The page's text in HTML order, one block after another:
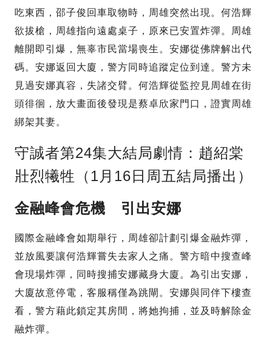
吃東西，邵子俊回車取物時，周雄突然出現。何浩輝
欲拔槍，周雄指向遠處桌子，原來已安置炸彈。周雄
離開即引爆，無辜市民當場喪生。安娜從佛牌解出代
碼。安娜返回大廈，警方同時追蹤定位到達。警方未
見過安娜真容，失諸交臂。何浩輝從監控見周雄在街
頭徘徊，放大畫面後發現是蔡卓欣家門口，證實周雄
綁架其妻。
守誠者第24集大結局劇情：趙紹棠
壯烈犧牲（1月16日周五結局播出）
金融峰會危機 引出安娜
國際金融峰會如期舉行，周雄卻計劃引爆金融炸彈，
並放風要讓何浩輝嘗失去家人之痛。警方暗中搜查峰
會現場炸彈，同時搜捕安娜藏身大廈。為引出安娜，
大廈故意停電，客服稱僅為跳閘。安娜與同伴下樓查
看，警方藉此鎖定其房間，將她拘捕，並及時解除金
融炸彈。